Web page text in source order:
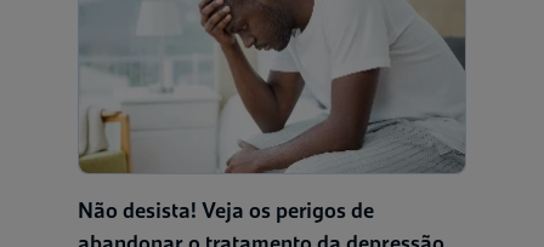
Não desista! Veja os perigos de